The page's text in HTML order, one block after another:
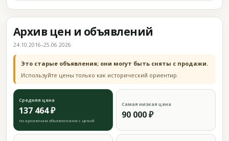
Архив цен и объявлений
24.10.2016–25.06.2026
Это старые объявления; они могут быть сняты с продажи.
Используйте цены только как исторический ориентир.
Средняя цена
137 464 ₽
по архивным объявлениям с ценой
Самая низкая цена
90 000 ₽